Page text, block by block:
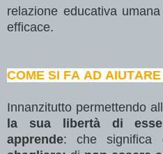
relazione educativa
efficace.
COME SI FA AD
Innanzitutto permettendo
la sua libertà di
apprende: che significa